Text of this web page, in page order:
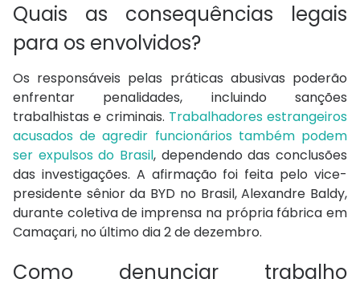
Quais as consequências legais
para os envolvidos?
Os responsáveis pelas práticas abusivas poderão
enfrentar penalidades, incluindo sanções
trabalhistas e criminais. Trabalhadores estrangeiros
acusados de agredir funcionários também podem
ser expulsos do Brasil, dependendo das conclusões
das investigações. A afirmação foi feita pelo vice-
presidente sênior da BYD no Brasil, Alexandre Baldy,
durante coletiva de imprensa na própria fábrica em
Camaçari, no último dia 2 de dezembro.
Como denunciar trabalho